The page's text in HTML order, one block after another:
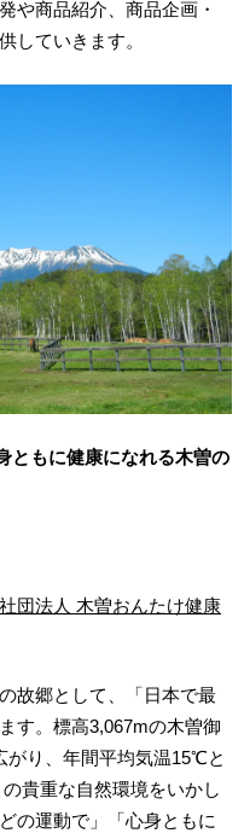
や商品紹介、商品企画・
していきます。
ともに健康になれる木曽の
団法人 木曽おんたけ健康
故郷として、「日本で最
す。標高3,067mの木曽御
がり、年間平均気温15℃と
貴重な自然環境をいかし
の運動で」「心身ともに